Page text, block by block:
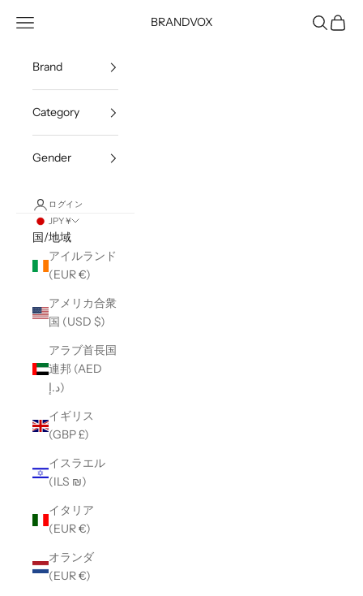
BRANDVOX
メニューを開く 検索を開
カー
Brand
Category
Gender
ログイン
JPY ¥
国/地域
アイルランド
(EUR €)
アメリカ合衆
国 (USD $)
アラブ首長国
連邦 (AED
د.إ)
イギリス
(GBP £)
イスラエル
(ILS ₪)
イタリア
(EUR €)
オランダ
(EUR €)